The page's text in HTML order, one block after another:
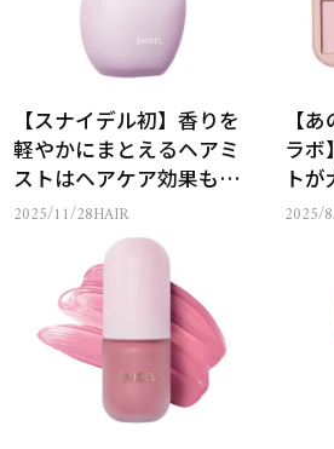
【スナイデル初】香りを
軽やかにまとえるヘアミ
ストはヘアケア効果もば
っちり！
2025/11/28HAIR
【
ラボ
ト
とは
2025/